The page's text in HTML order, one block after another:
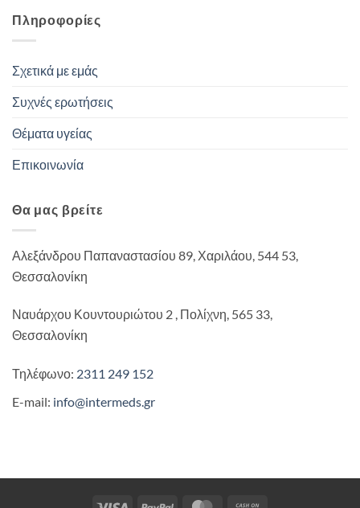
Πληροφορίες
Σχετικά με εμάς
Συχνές ερωτήσεις
Θέματα υγείας
Επικοινωνία
Θα μας βρείτε
Αλεξάνδρου Παπαναστασίου 89, Χαριλάου, 544 53,
Θεσσαλονίκη
Ναυάρχου Κουντουριώτου 2 , Πολίχνη, 565 33,
Θεσσαλονίκη
Τηλέφωνο: 2311 249 152
E-mail: info@intermeds.gr